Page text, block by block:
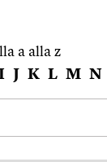
a alla z
J K L M N